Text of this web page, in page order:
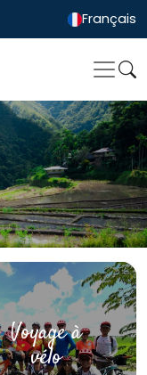
Français
Voyage à
vélo